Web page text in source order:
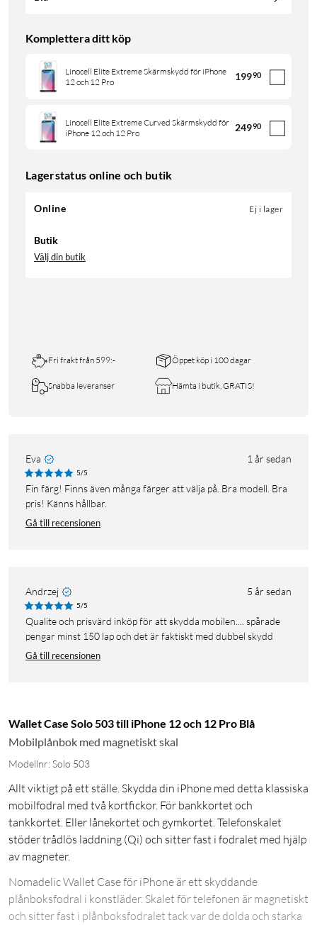
Komplettera ditt köp
Linocell Elite Extreme Skärmskydd för iPhone
12 och 12 Pro
19990
Linocell Elite Extreme Curved Skärmskydd för
iPhone 12 och 12 Pro
24990
Lagerstatus online och butik
Online Ej i lager
Butik
Välj din butik
Fri frakt från 599:- Öppet köp i 100 dagar
Snabba leveranser Hämta i butik, GRATIS!
Eva 1 år sedan
5/5
Fin färg! Finns även många färger att välja på. Bra modell. Bra
pris! Känns hållbar.
Gå till recensionen
Andrzej 5 år sedan
5/5
Qualite och prisvärd inköp för att skydda mobilen.... spårade
pengar minst 150 lap och det är faktiskt med dubbel skydd
Gå till recensionen
Wallet Case Solo 503 till iPhone 12 och 12 Pro Blå
Mobilplånbok med magnetiskt skal
Modellnr: Solo 503
Allt viktigt på ett ställe. Skydda din iPhone med detta klassiska
mobilfodral med två kortfickor. För bankkortet och
tankkortet. Eller lånekortet och gymkortet. Telefonskalet
stöder trådlös laddning (Qi) och sitter fast i fodralet med hjälp
av magneter.
Nomadelic Wallet Case för iPhone är ett skyddande
plånboksfodral i konstläder. Skalet för telefonen är magnetiskt
och sitter fast i plånboksfodralet tack var de dolda och starka